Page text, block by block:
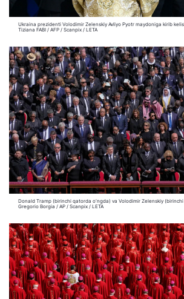
Ukraina prezidenti Volodimir Zelenskiy Avliyo Pyotr maydoniga kirib
Tiziana FABI / AFP / Scanpix / LETA
Donald Tramp (birinchi qatorda o‘ngda) va Volodimir Zelenskiy
Gregorio Borgia / AP / Scanpix / LETA